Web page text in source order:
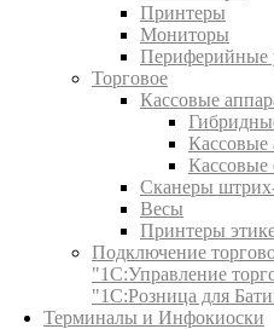
Принтеры
Мониторы
Периферийные
Торговое
Кассовые
Кассовые
Кассовые
Сканеры
Весы
Принтеры
Подключение
"1С:Управление
"1С:Розница для
Терминалы и Инфокиоски